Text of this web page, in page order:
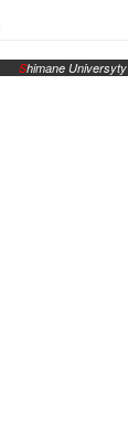
Shimane Universyty